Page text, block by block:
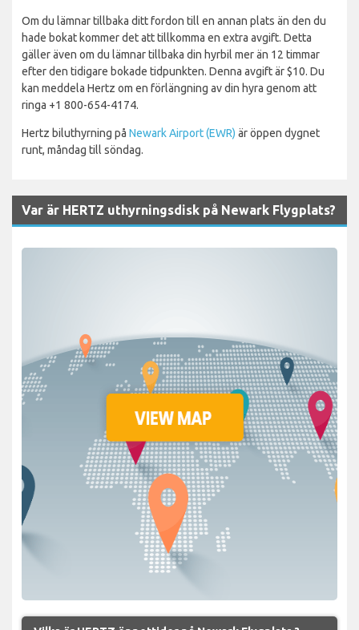
Om du lämnar tillbaka ditt fordon till en annan plats än den du
hade bokat kommer det att tillkomma en extra avgift. Detta
gäller även om du lämnar tillbaka din hyrbil mer än 12 timmar
efter den tidigare bokade tidpunkten. Denna avgift är $10. Du
kan meddela Hertz om en förlängning av din hyra genom att
ringa +1 800-654-4174.
Hertz biluthyrning på Newark Airport (EWR) är öppen dygnet
runt, måndag till söndag.
Var är HERTZ uthyrningsdisk på Newark Flygplats?